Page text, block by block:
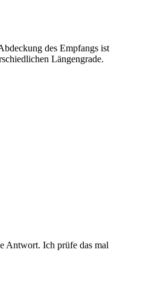
des Empfangs ist
Längengrade.
Antwort. Ich prüfe das mal